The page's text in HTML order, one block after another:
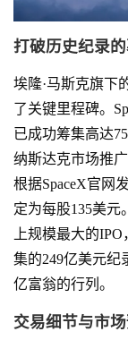
打破历史纪录
埃隆·马斯克旗下
了关键里程碑。
已成功筹集高达
纳斯达克市场推
根据SpaceX官网
定为每股135美元
上规模最大的
集的249亿美元纪
亿富翁的行列。
交易细节与市